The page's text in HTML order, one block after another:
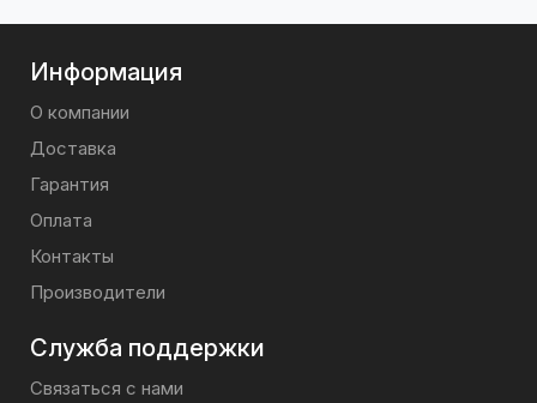
Информация
О компании
Доставка
Гарантия
Оплата
Контакты
Производители
Служба поддержки
Связаться с нами